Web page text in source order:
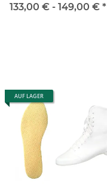
133,00 € - 149,00 € *
AUF LAGER